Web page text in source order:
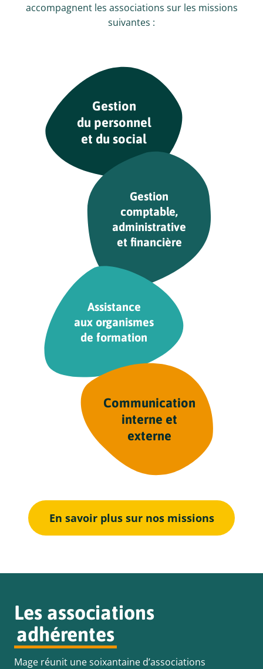
accompagnent les associations sur les missions
suivantes :
Gestion
du personnel
et du social
Gestion
comptable,
administrative
et financière
Assistance
aux organismes
de formation
Communication
interne et
externe
En savoir plus sur nos missions
Les associations
adhérentes
Mage réunit une soixantaine d’associations